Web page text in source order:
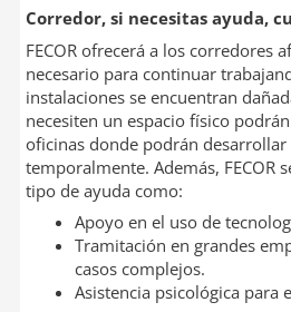
Corredor, si necesitas ayuda,
FECOR ofrecerá a los corredores
necesario para continuar
instalaciones se encuentran
necesiten un espacio físico
oficinas donde podrán
temporalmente. Además, FECOR
tipo de ayuda como:
Apoyo en el uso de
Tramitación en grandes
casos complejos.
Asistencia psicológica para